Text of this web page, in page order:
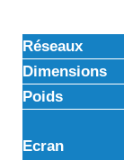
Réseaux
Dimensions
Poids
Ecran